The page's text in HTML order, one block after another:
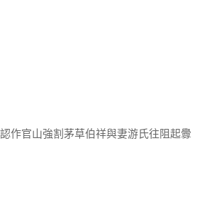
作官山強割茅草伯祥與妻游氏往阻起釁